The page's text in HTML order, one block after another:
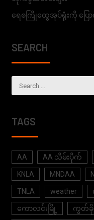
ရေစကြိုထွေအုပ်ရုံးကို ပြ
SEARCH
TAGS
AA AA သိမ်းပိုက်
KNLA MNDAA
TNLA weather
ကောလင်းမြို့ ကွတ်ခို